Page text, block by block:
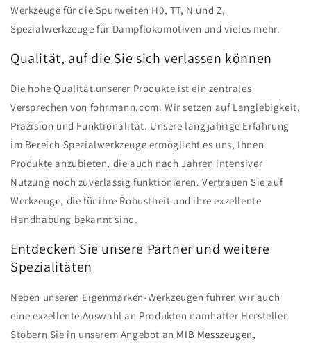
Werkzeuge für die Spurweiten H0, TT, N und Z,
Spezialwerkzeuge für Dampflokomotiven und vieles mehr.
Qualität, auf die Sie sich verlassen können
Die hohe Qualität unserer Produkte ist ein zentrales
Versprechen von fohrmann.com. Wir setzen auf Langlebigkeit,
Präzision und Funktionalität. Unsere langjährige Erfahrung
im Bereich Spezialwerkzeuge ermöglicht es uns, Ihnen
Produkte anzubieten, die auch nach Jahren intensiver
Nutzung noch zuverlässig funktionieren. Vertrauen Sie auf
Werkzeuge, die für ihre Robustheit und ihre exzellente
Handhabung bekannt sind.
Entdecken Sie unsere Partner und weitere
Spezialitäten
Neben unseren Eigenmarken-Werkzeugen führen wir auch
eine exzellente Auswahl an Produkten namhafter Hersteller.
Stöbern Sie in unserem Angebot an MIB Messzeugen,